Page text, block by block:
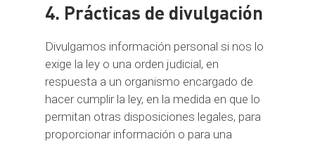
4. Prácticas de divulgación
Divulgamos información personal si nos lo
exige la ley o una orden judicial, en
respuesta a un organismo encargado de
hacer cumplir la ley, en la medida en que lo
permitan otras disposiciones legales, para
proporcionar información o para una